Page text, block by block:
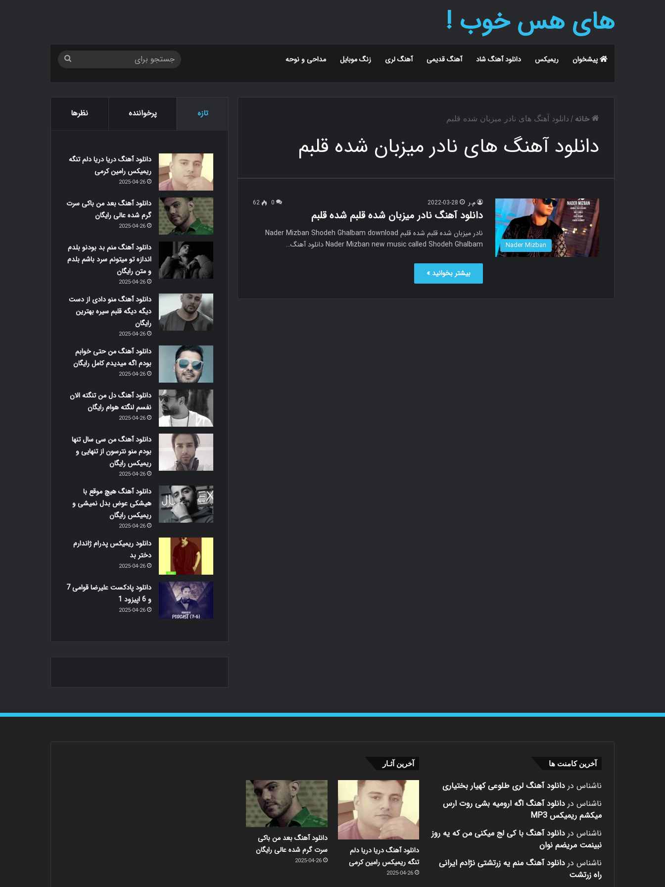
های هس خوب !
پیشخوان ریمیکس دانلود آهنگ شاد آهنگ قدیمی آهنگ لری زنگ موبایل مداحی و نوحه
خانه / دانلود آهنگ های نادر میزبان شده قلبم
دانلود آهنگ های نادر میزبان شده قلبم
Nader Mizban
م.ر 2022-03-28
0
62
دانلود آهنگ نادر میزبان شده قلبم شده قلبم
نادر میزبان شده قلبم شده قلبم Nader Mizban Shodeh Ghalbam download
Nader Mizban new music called Shodeh Ghalbam دانلود آهنگ…
بیشتر بخوانید »
تازه پرخواننده نظرها
دانلود آهنگ دریا دریا دلم تنگه
ریمیکس رامین کرمی
2025-04-26
دانلود آهنگ بعد من باکی سرت
گرم شده عالی رایگان
2025-04-26
دانلود آهنگ منم بد بودنو بلدم
اندازه تو میتونم سرد باشم بلدم
و متن رایگان
2025-04-26
دانلود آهنگ منو دادی از دست
دیگه دیگه قلبم سیره بهترین
رایگان
2025-04-26
دانلود آهنگ من حتی خوابم
بودم اگه میدیدم کامل رایگان
2025-04-26
دانلود آهنگ دل من تنگته الان
نفسم لنگته هوام رایگان
2025-04-26
دانلود آهنگ من سی سال تنها
بودم منو نترسون از تنهایی و
ریمیکس رایگان
2025-04-26
دانلود آهنگ هیچ موقع با
هیشکی عوض بدل نمیشی و
ریمیکس رایگان
2025-04-26
دانلود ریمیکس پدرام ژاندارم
دختر بد
2025-04-26
دانلود پادکست علیرضا قوامی 7
و 6 اپیزود 1
2025-04-26
آخرین کامنت ها
ناشناس در دانلود آهنگ لری طلوعی کهیار بختیاری
ناشناس در دانلود آهنگ اگه ارومیه بشی روت ارس
میکشم ریمیکس MP3
ناشناس در دانلود آهنگ با کی لج میکنی من که یه روز
نبینمت مریضم نوان
ناشناس در دانلود آهنگ منم یه زرتشتی نژادم ایرانی
راه زرتشت
آخرین آثـار
دانلود آهنگ دریا دریا دلم
تنگه ریمیکس رامین کرمی
2025-04-26
دانلود آهنگ بعد من باکی
سرت گرم شده عالی رایگان
2025-04-26